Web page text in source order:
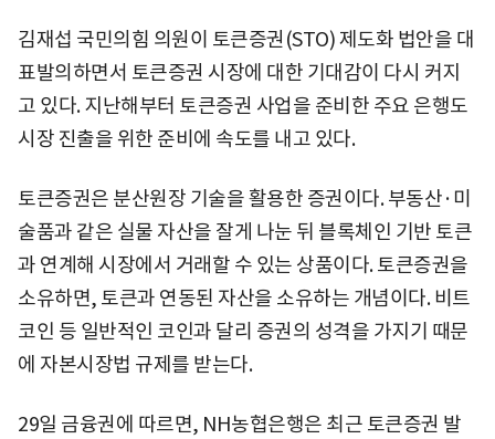
김재섭 국민의힘 의원이 토큰증권(STO) 제도화 법안을 대
표발의하면서 토큰증권 시장에 대한 기대감이 다시 커지
고 있다. 지난해부터 토큰증권 사업을 준비한 주요 은행도
시장 진출을 위한 준비에 속도를 내고 있다.
토큰증권은 분산원장 기술을 활용한 증권이다. 부동산·미
술품과 같은 실물 자산을 잘게 나눈 뒤 블록체인 기반 토큰
과 연계해 시장에서 거래할 수 있는 상품이다. 토큰증권을
소유하면, 토큰과 연동된 자산을 소유하는 개념이다. 비트
코인 등 일반적인 코인과 달리 증권의 성격을 가지기 때문
에 자본시장법 규제를 받는다.
29일 금융권에 따르면, NH농협은행은 최근 토큰증권 발